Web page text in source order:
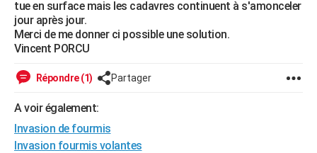
Forum
Aménagement intérieur
Extérieur
Cuisine
Salle de bains
Jardinage
Rangement
WEEK-END
Guides de France
Escapades
Patrimoine
Expositions
Musées
Week-end nature
+LIFESTYLE
Art de vivre
Bien-être
Loisirs
Mode
Modes de vie
SANTE
VOYAGE
Destinations
City break
Voyage nature
Voyage de noces
Forum
Climat
PHOTO
tue en surface mais les cadavres continuent à s'amonceler
jour après jour.
Merci de me donner ci possible une solution.
Vincent PORCU
Répondre (1) Partager
A voir également:
Invasion de fourmis
Invasion fourmis volantes